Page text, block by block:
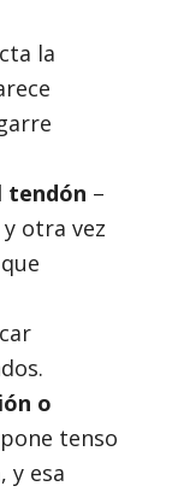
la
tendón –
otra vez
o
tenso
y esa